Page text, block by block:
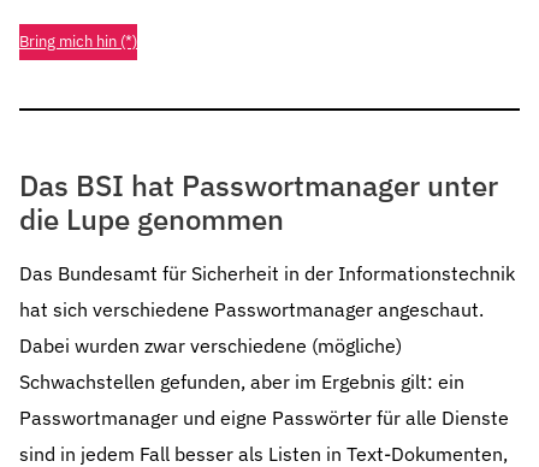
Bring mich hin (*)
Das BSI hat Passwortmanager unter
die Lupe genommen
Das Bundesamt für Sicherheit in der Informationstechnik
hat sich verschiedene Passwortmanager angeschaut.
Dabei wurden zwar verschiedene (mögliche)
Schwachstellen gefunden, aber im Ergebnis gilt: ein
Passwortmanager und eigne Passwörter für alle Dienste
sind in jedem Fall besser als Listen in Text-Dokumenten,